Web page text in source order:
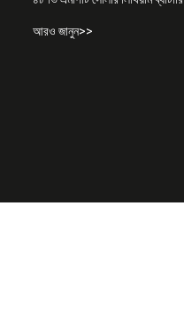
আরও জানুন>>